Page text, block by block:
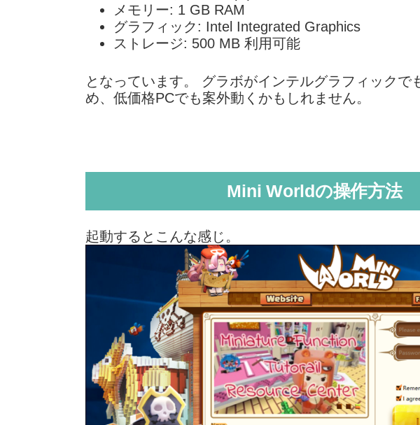
メモリー: 1 GB RAM
グラフィック: Intel Integrated Graphics
ストレージ: 500 MB 利用可能
となっています。 グラボがインテルグラフィックで
め、低価格PCでも案外動くかもしれません。
Mini Worldの操作方法
起動するとこんな感じ。